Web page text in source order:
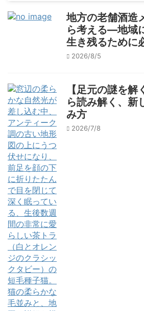
地方の老舗酒造
ら考える―地域
生き残るために
2026/8/5
【足元の謎を
ら読み解く、新
み方
2026/7/8